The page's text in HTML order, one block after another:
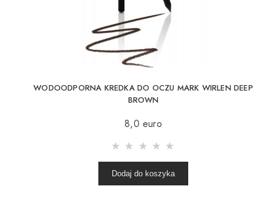
WODOODPORNA KREDKA DO OCZU MARK WIRLEN DEEP
BROWN
8,0 euro
Dodaj do koszyka